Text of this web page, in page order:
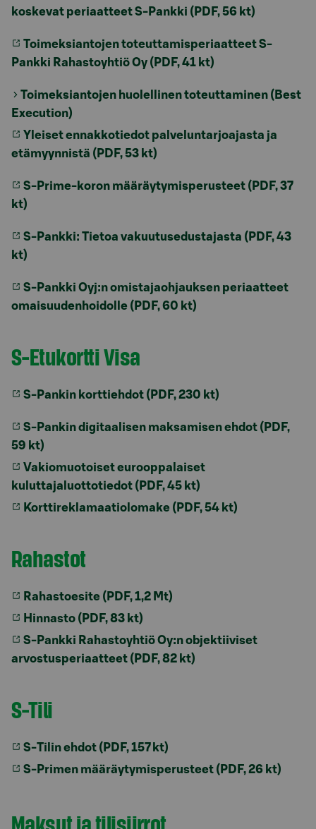
koskevat periaatteet S-Pankki (PDF, 56 kt)
Toimeksiantojen toteuttamisperiaatteet S-
Pankki Rahastoyhtiö Oy (PDF, 41 kt)
Toimeksiantojen huolellinen toteuttaminen (Best
Execution)
Yleiset ennakkotiedot palveluntarjoajasta ja
etämyynnistä (PDF, 53 kt)
S-Prime-koron määräytymisperusteet (PDF, 37
kt)
S-Pankki: Tietoa vakuutusedustajasta (PDF, 43
kt)
S-Pankki Oyj:n omistajaohjauksen periaatteet
omaisuudenhoidolle (PDF, 60 kt)
S-Etukortti Visa
S-Pankin korttiehdot (PDF, 230 kt)
S-Pankin digitaalisen maksamisen ehdot (PDF,
59 kt)
Vakiomuotoiset eurooppalaiset
kuluttajaluottotiedot (PDF, 45 kt)
Korttireklamaatiolomake (PDF, 54 kt)
Rahastot
Rahastoesite (PDF, 1,2 Mt)
Hinnasto (PDF, 83 kt)
S-Pankki Rahastoyhtiö Oy:n objektiiviset
arvostusperiaatteet (PDF, 82 kt)
S-Tili
S-Tilin ehdot (PDF, 157 kt)
S-Primen määräytymisperusteet (PDF, 26 kt)
Maksut ja tilisiirrot